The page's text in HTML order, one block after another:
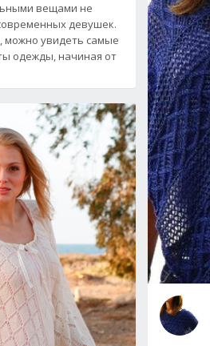
вещами не
девушек.
можно увидеть самые
одежды, начиная от